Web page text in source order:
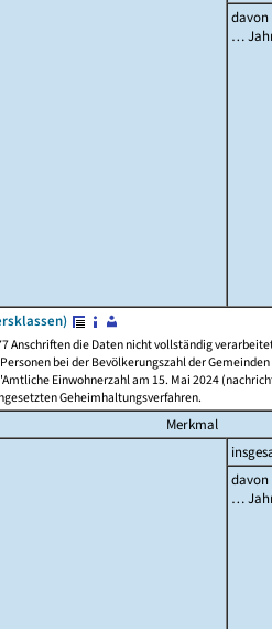
…
Anschriften die Daten nicht vollständig
bei der Bevölkerungszahl der
Einwohnerzahl am 15. Mai 2024
Geheimhaltungsverfahren.
Merkmal
…